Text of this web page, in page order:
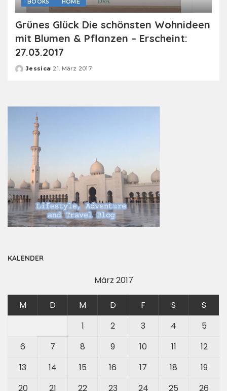
BOOKS HOME
Grünes Glück Die schönsten Wohnideen
mit Blumen & Pflanzen – Erscheint:
27.03.2017
Posted
Jessica 21. März 2017
KALENDER
März 2017
M D M D F S
S
1
2 3 4
5
6
7 8 9 10 11
12
13
14 15 16 17 18
19
20
21 22 23 24 25 26